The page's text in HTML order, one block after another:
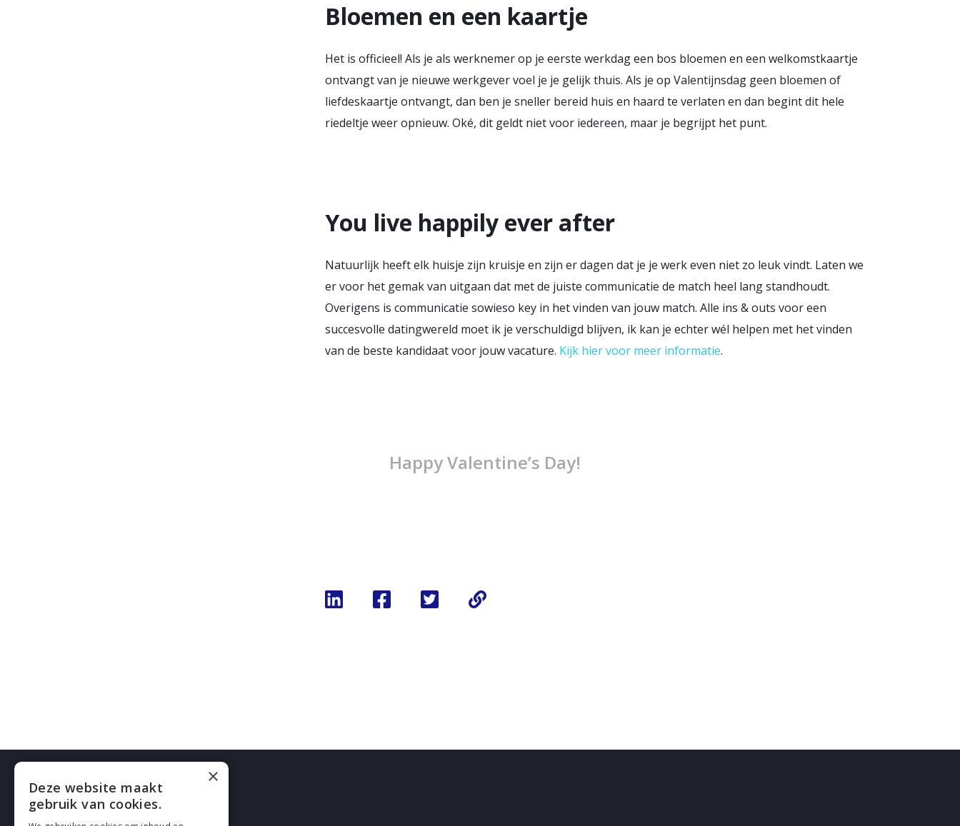
Bloemen en een kaartje
Het is officieel! Als je als werknemer op je eerste werkdag een bos bloemen en een welkomstkaartje
ontvangt van je nieuwe werkgever voel je je gelijk thuis. Als je op Valentijnsdag geen bloemen of
liefdeskaartje ontvangt, dan ben je sneller bereid huis en haard te verlaten en dan begint dit hele
riedeltje weer opnieuw. Oké, dit geldt niet voor iedereen, maar je begrijpt het punt.
You live happily ever after
Natuurlijk heeft elk huisje zijn kruisje en zijn er dagen dat je je werk even niet zo leuk vindt. Laten we
er voor het gemak van uitgaan dat met de juiste communicatie de match heel lang standhoudt.
Overigens is communicatie sowieso key in het vinden van jouw match. Alle ins & outs voor een
succesvolle datingwereld moet ik je verschuldigd blijven, ik kan je echter wél helpen met het vinden
van de beste kandidaat voor jouw vacature. Kijk hier voor meer informatie.
Happy Valentine’s Day!
×
Deze website maakt
gebruik van cookies.